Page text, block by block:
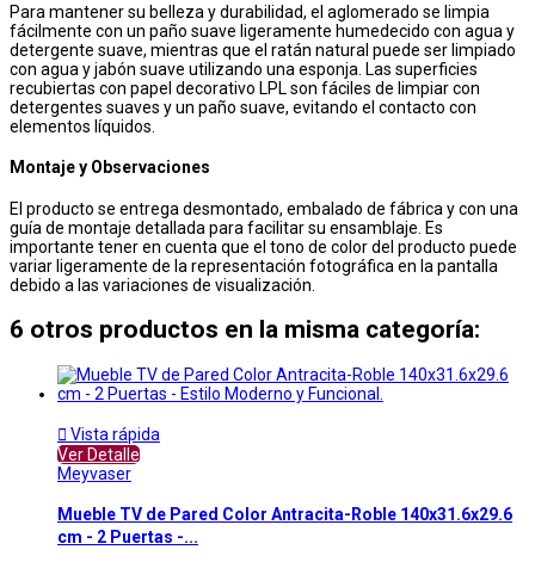
Para mantener su belleza y durabilidad, el aglomerado se limpia
fácilmente con un paño suave ligeramente humedecido con agua y
detergente suave, mientras que el ratán natural puede ser limpiado
con agua y jabón suave utilizando una esponja. Las superficies
recubiertas con papel decorativo LPL son fáciles de limpiar con
detergentes suaves y un paño suave, evitando el contacto con
elementos líquidos.
Montaje y Observaciones
El producto se entrega desmontado, embalado de fábrica y con una
guía de montaje detallada para facilitar su ensamblaje. Es
importante tener en cuenta que el tono de color del producto puede
variar ligeramente de la representación fotográfica en la pantalla
debido a las variaciones de visualización.
6 otros productos en la misma categoría:
 Vista rápida
Ver Detalle
Meyvaser
Mueble TV de Pared Color Antracita-Roble 140x31.6x29.6
cm - 2 Puertas -...